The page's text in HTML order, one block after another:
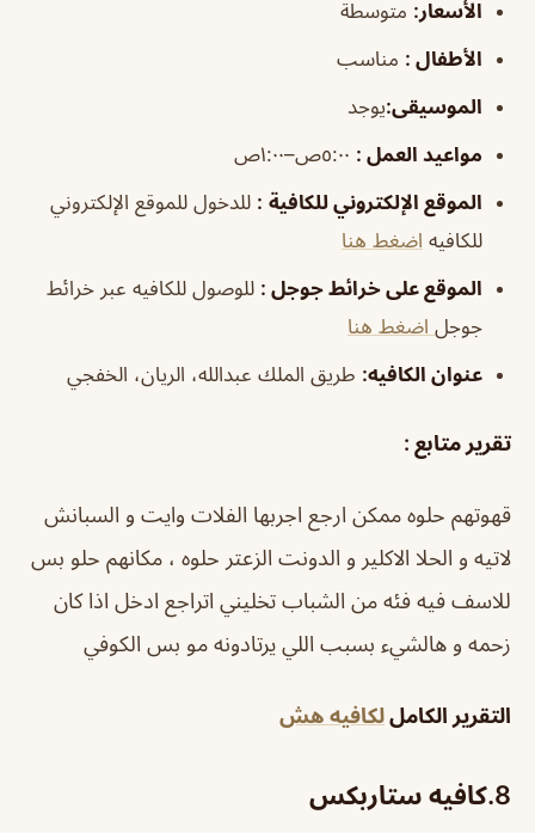
الأسعار: متوسطة
الأطفال : مناسب
الموسيقى:يوجد
مواعيد العمل :
الموقع الإلكتروني للكافية : للدخول للموقع الإلكتروني
للكافيه اضغط هنا
الموقع على خرائط جوجل : للوصول للكافيه عبر خرائط
جوجل اضغط هنا
عنوان الكافيه: طريق الملك عبدالله، الريان، الخفجي
تقرير متابع :
قهوتهم حلوه ممكن ارجع اجربها الفلات وايت و السبانش
لاتيه و الحلا الاكلير و الدونت الزعتر حلوه ، مكانهم حلو بس
للاسف فيه فئه من الشباب تخليني اتراجع ادخل اذا كان
زحمه و هالشيء بسبب اللي يرتادونه مو بس الكوفي
التقرير الكامللكافيه هش
8. كافيه ستاربكس